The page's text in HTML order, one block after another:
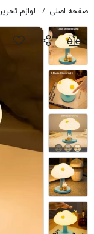
صفحه اصلی لوازم تحریر